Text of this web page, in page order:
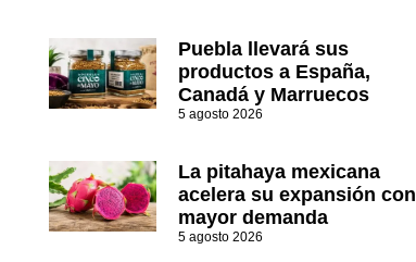
Puebla llevará sus
productos a España,
Canadá y Marruecos
5 agosto 2026
La pitahaya mexicana
acelera su expansión con
mayor demanda
5 agosto 2026